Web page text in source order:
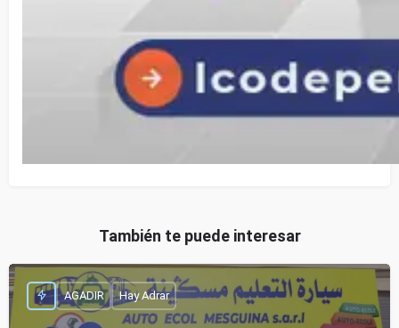
También te puede interesar
AGADIR Hay Adrar